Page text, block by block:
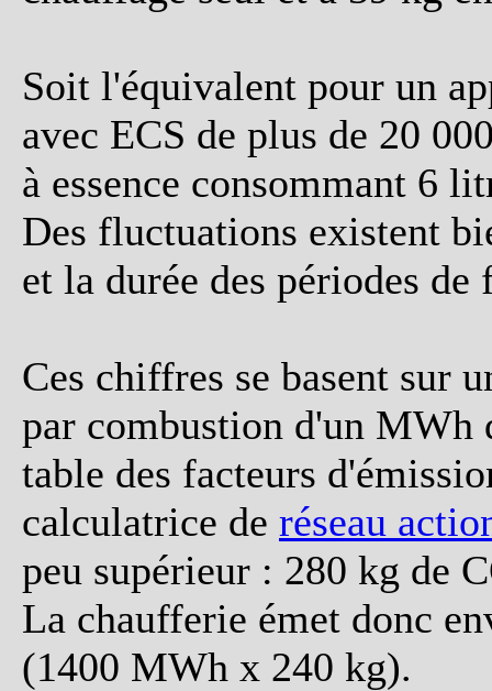
Soit l'équivalent pour un
avec ECS de plus de 20
à essence consommant 6
Des fluctuations existent
et la durée des périodes
Ces chiffres se basent sur
par combustion d'un MWh
table des facteurs
calculatrice de réseau
peu supérieur : 280 kg de
La chaufferie émet donc
(1400 MWh x 240 kg).